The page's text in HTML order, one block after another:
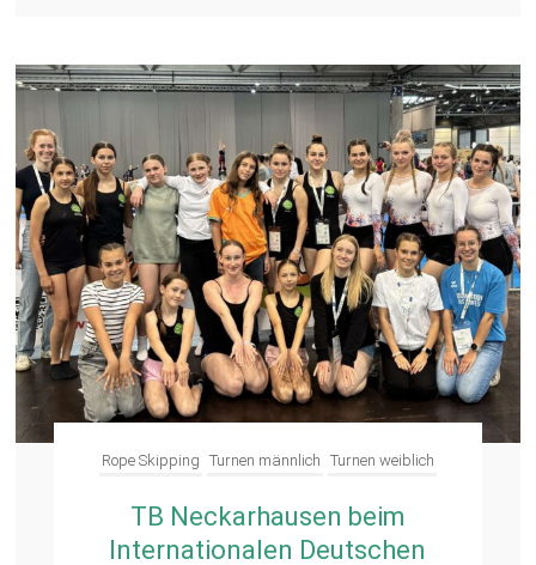
Rope Skipping Turnen männlich Turnen weiblich
TB Neckarhausen beim
Internationalen Deutschen